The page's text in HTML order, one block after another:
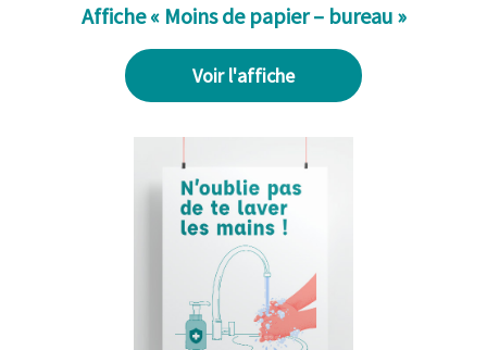
Affiche « Moins de papier – bureau »
Voir l'affiche